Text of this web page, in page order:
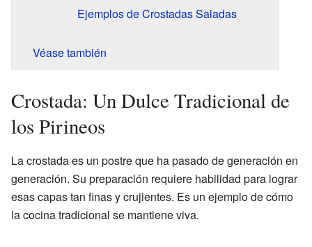
Ejemplos de Crostadas Saladas
Véase también
Crostada: Un Dulce Tradicional de
los Pirineos
La crostada es un postre que ha pasado de generación en
generación. Su preparación requiere habilidad para lograr
esas capas tan finas y crujientes. Es un ejemplo de cómo
la cocina tradicional se mantiene viva.